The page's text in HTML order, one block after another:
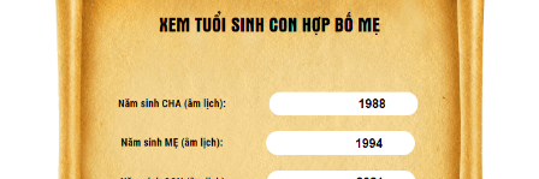
Dịch vụ liên quan
Other Ads